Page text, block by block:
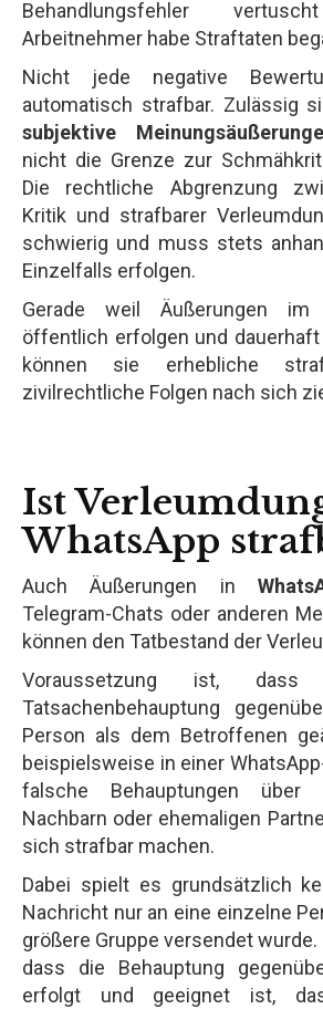
Behandlungsfehler
Arbeitnehmer habe Straftaten
Nicht jede negative
automatisch strafbar. Zulässig
subjektive
nicht die Grenze zur
Die rechtliche Abgrenzung
Kritik und strafbarer
schwierig und muss stets
Einzelfalls erfolgen.
Gerade weil Äußerungen im
öffentlich erfolgen und dauerhaft
können sie erhebliche
zivilrechtliche Folgen nach sich
Ist
WhatsApp
Auch Äußerungen in
Telegram-Chats oder anderen
können den Tatbestand der
Voraussetzung ist, dass
Tatsachenbehauptung
Person als dem Betroffenen
beispielsweise in einer
falsche Behauptungen über
Nachbarn oder ehemaligen
sich strafbar machen.
Dabei spielt es grundsätzlich
Nachricht nur an eine einzelne
größere Gruppe versendet
dass die Behauptung
erfolgt und geeignet ist,